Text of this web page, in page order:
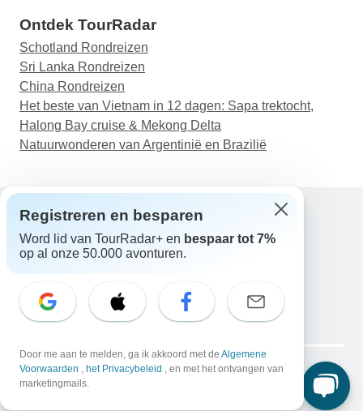
Ontdek TourRadar
Schotland Rondreizen
Sri Lanka Rondreizen
China Rondreizen
Het beste van Vietnam in 12 dagen: Sapa trektocht,
Halong Bay cruise & Mekong Delta
Natuurwonderen van Argentinië en Brazilië
Hulp
Neem contact met ons op
E-mail: support@tourradar.com
Taal selecteren
Copyright © TourRadar. Alle rechten voorbehouden.
Juridische kennisgeving Privacybeleid
Cookies
Registreren en besparen
Word lid van TourRadar+ en bespaar tot 7%
op al onze 50.000 avonturen.
Door me aan te melden, ga ik akkoord met de Algemene
Voorwaarden , het Privacybeleid , en met het ontvangen van
marketingmails.